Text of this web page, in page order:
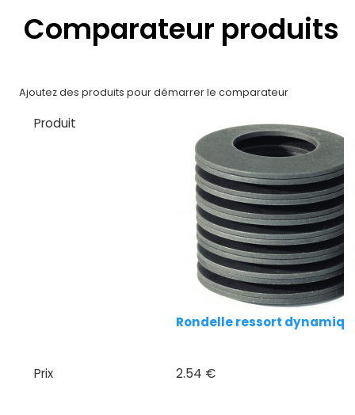
produits
Nos
marques
Comparateur produits
Ajoutez des produits pour démarrer le comparateur
Produit
Rondelle ressort
Prix 2.54 €